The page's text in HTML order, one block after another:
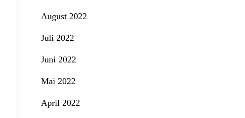
August 2022
Juli 2022
Juni 2022
Mai 2022
April 2022